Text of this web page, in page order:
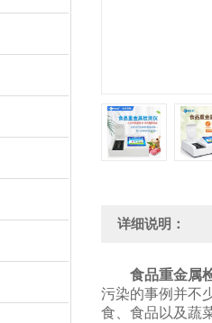
详细说明：
食品重金属
污染的事例并不
食、食品以及蔬